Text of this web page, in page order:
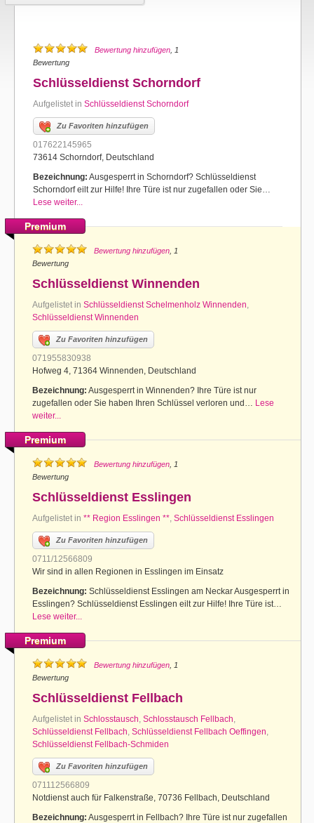
Bewertung hinzufügen , 1
Bewertung
Schlüsseldienst Schorndorf
Aufgelistet in Schlüsseldienst Schorndorf
Zu Favoriten hinzufügen
017622145965
73614 Schorndorf, Deutschland
Bezeichnung: Ausgesperrt in Schorndorf? Schlüsseldienst
Schorndorf eilt zur Hilfe! Ihre Türe ist nur zugefallen oder Sie…
Lese weiter...
Premium
Bewertung hinzufügen , 1
Bewertung
Schlüsseldienst Winnenden
Aufgelistet in Schlüsseldienst Schelmenholz Winnenden,
Schlüsseldienst Winnenden
Zu Favoriten hinzufügen
071955830938
Hofweg 4, 71364 Winnenden, Deutschland
Bezeichnung: Ausgesperrt in Winnenden? Ihre Türe ist nur
zugefallen oder Sie haben Ihren Schlüssel verloren und… Lese
weiter...
Premium
Bewertung hinzufügen , 1
Bewertung
Schlüsseldienst Esslingen
Aufgelistet in ** Region Esslingen **, Schlüsseldienst Esslingen
Zu Favoriten hinzufügen
0711/12566809
Wir sind in allen Regionen in Esslingen im Einsatz
Bezeichnung: Schlüsseldienst Esslingen am Neckar Ausgesperrt in
Esslingen? Schlüsseldienst Esslingen eilt zur Hilfe! Ihre Türe ist…
Lese weiter...
Premium
Bewertung hinzufügen , 1
Bewertung
Schlüsseldienst Fellbach
Aufgelistet in Schlosstausch, Schlosstausch Fellbach,
Schlüsseldienst Fellbach, Schlüsseldienst Fellbach Oeffingen,
Schlüsseldienst Fellbach-Schmiden
Zu Favoriten hinzufügen
071112566809
Notdienst auch für Falkenstraße, 70736 Fellbach, Deutschland
Bezeichnung: Ausgesperrt in Fellbach? Ihre Türe ist nur zugefallen